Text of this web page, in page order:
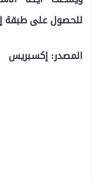
للحصول على طبقة
المصدر: إكسبريس